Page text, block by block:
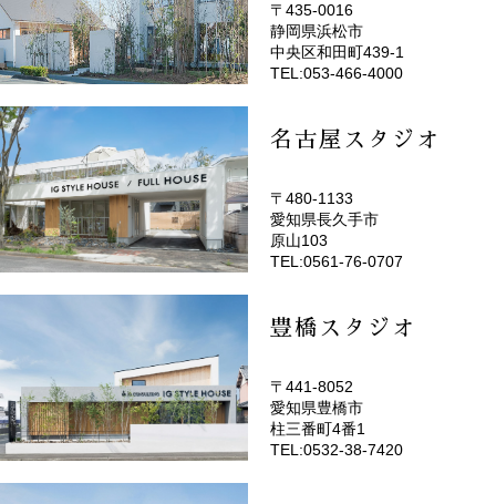
(EMOTOP浜松)
〒435-0016
静岡県浜松市
中央区和田町439-1
TEL:053-466-4000
名古屋スタジオ
(EMOTOP名古屋)
〒480-1133
愛知県長久手市
原山103
TEL:0561-76-0707
豊橋スタジオ
(EMOTOP豊橋)
〒441-8052
愛知県豊橋市
柱三番町4番1
TEL:0532-38-7420